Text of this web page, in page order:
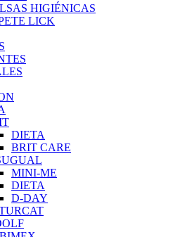
HIGIÉNICAS
LICK
DIETA
BRIT CARE
MINI-ME
DIETA
D-DAY